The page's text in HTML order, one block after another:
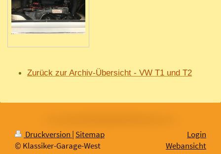
Zurück zur Archiv-Übersicht - VW T1 und T2
Druckversion Sitemap
© Klassiker-Garage-West
Login
Webansicht